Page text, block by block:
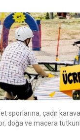
sporlarına, çadır
doğa ve macera